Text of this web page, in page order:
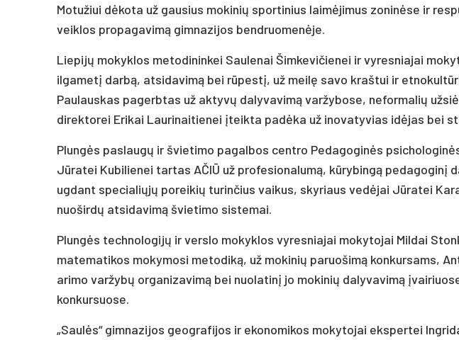
Motužiui dėkota už gausius mokinių sportinius laimėjimus zoninėse ir
veiklos propagavimą gimnazijos bendruomenėje.
Liepijų mokyklos metodininkei Saulenai Šimkevičienei ir vyresniajai
ilgametį darbą, atsidavimą bei rūpestį, už meilę savo kraštui ir
Paulauskas pagerbtas už aktyvų dalyvavimą varžybose, neformalių
direktorei Erikai Laurinaitienei įteikta padėka už inovatyvias idėjas bei
Plungės paslaugų ir švietimo pagalbos centro Pedagoginės
Jūratei Kubilienei tartas AČIŪ už profesionalumą, kūrybingą pedagoginį
ugdant specialiųjų poreikių turinčius vaikus, skyriaus vedėjai Jūratei
nuoširdų atsidavimą švietimo sistemai.
Plungės technologijų ir verslo mokyklos vyresniajai mokytojai Mildai
matematikos mokymosi metodiką, už mokinių paruošimą konkursams,
arimo varžybų organizavimą bei nuolatinį jo mokinių dalyvavimą
konkursuose.
„Saulės“ gimnazijos geografijos ir ekonomikos mokytojai ekspertei